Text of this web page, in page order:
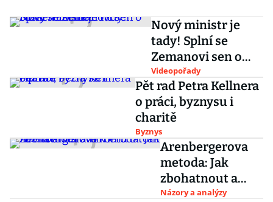
Nový ministr je
tady! Splní se
Zemanovi sen o
ruské vakcíně?
Videopořady
Pět rad Petra Kellnera
o práci, byznysu i
charitě
Byznys
Arenbergerova
metoda: Jak
zbohatnout a
nikomu o tom
Názory a analýzy